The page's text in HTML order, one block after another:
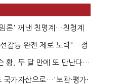
론' 꺼낸 친명계…친청계
때리기...
갈등 완전 제로 노력"…정
공세 사...
황, 두 달 만에 또 만난다…
...
국가자산으로…'보관·평가·